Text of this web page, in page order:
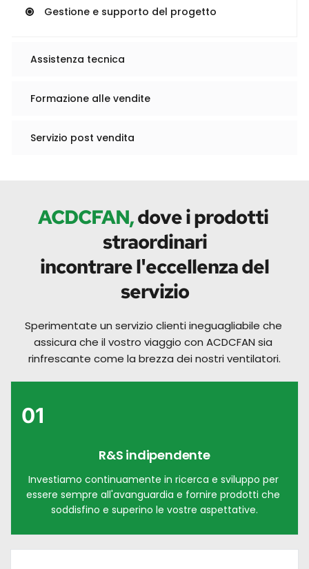
Gestione e supporto del progetto
Assistenza tecnica
Formazione alle vendite
Servizio post vendita
ACDCFAN, dove i prodotti
straordinari
servizio
Sperimentate un servizio clienti ineguagliabile che
assicura che il vostro viaggio con ACDCFAN sia
rinfrescante come la brezza dei nostri ventilatori.
01
R&S indipendente
Investiamo continuamente in ricerca e sviluppo per
essere sempre all'avanguardia e fornire prodotti che
soddisfino e superino le vostre aspettative.